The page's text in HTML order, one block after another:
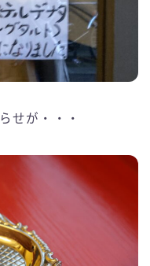
せが・・・